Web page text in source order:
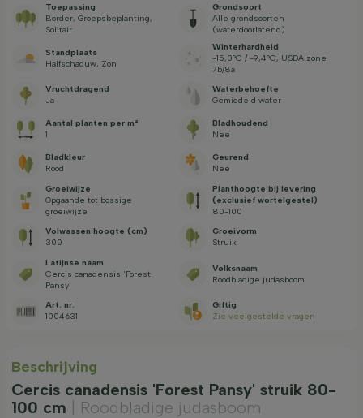
Toepassing
Border, Groepsbeplanting,
Solitair
Grondsoort
Alle grondsoorten
(waterdoorlatend)
Standplaats
Halfschaduw, Zon
Winterhardheid
-15,0°C / -9,4°C, USDA zone
7b/8a
Vruchtdragend
Ja
Waterbehoefte
Gemiddeld water
Aantal planten per m²
1
Bladhoudend
Nee
Bladkleur
Rood
Geurend
Nee
Groeiwijze
Opgaande tot bossige
groeiwijze
Planthoogte bij levering
(exclusief wortelgestel)
80-100
Volwassen hoogte (cm)
300
Groeivorm
Struik
Latijnse naam
Cercis canadensis 'Forest
Pansy'
Volksnaam
Roodbladige judasboom
Art. nr.
1004631
Giftig
Zie veelgestelde vragen
Beschrijving
Cercis canadensis 'Forest Pansy' struik 80-
100 cm
| Roodbladige judasboom